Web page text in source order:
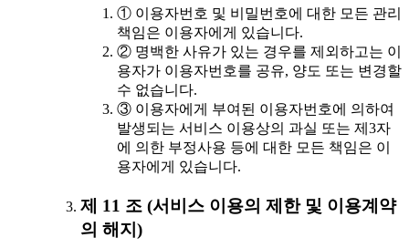
① 이용자번호 및 비밀번호에 대한 모든 관리
책임은 이용자에게 있습니다.
② 명백한 사유가 있는 경우를 제외하고는 이
용자가 이용자번호를 공유, 양도 또는 변경할
수 없습니다.
③ 이용자에게 부여된 이용자번호에 의하여
발생되는 서비스 이용상의 과실 또는 제3자
에 의한 부정사용 등에 대한 모든 책임은 이
용자에게 있습니다.
제 11 조 (서비스 이용의 제한 및 이용계약
의 해지)